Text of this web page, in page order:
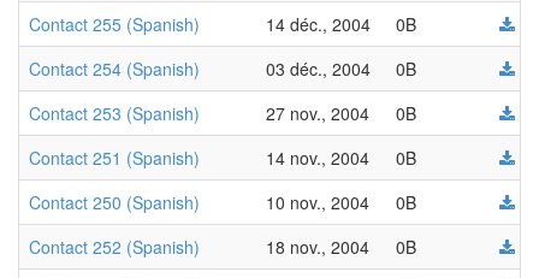
Contact 255 (Spanish)
14 déc., 2004
0B
Contact 254 (Spanish)
03 déc., 2004
0B
Contact 253 (Spanish)
27 nov., 2004
0B
Contact 251 (Spanish)
14 nov., 2004
0B
Contact 250 (Spanish)
10 nov., 2004
0B
Contact 252 (Spanish)
18 nov., 2004
0B